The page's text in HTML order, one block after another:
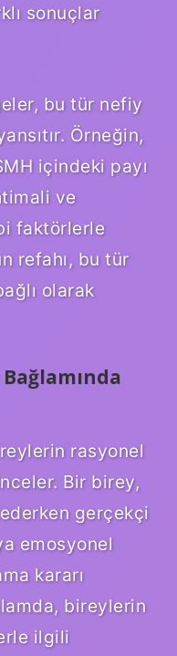
sonuçlar
bu tür nefiy
Örneğin,
içindeki payı
ve
faktörlerle
refahı, bu tür
olarak
rasyonel
Bir birey,
gerçekçi
emosyonel
kararı
bireylerin
ilgili